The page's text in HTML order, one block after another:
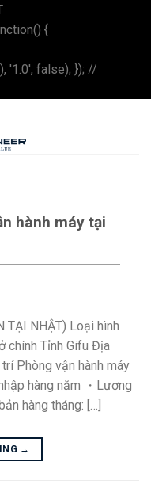
{
'1.0', false); }); //
hành máy tại
TẠI NHẬT) Loại hình
chính Tỉnh Gifu Địa
Phòng vận hành máy
hàng năm ・Lương
hàng tháng: […]
→